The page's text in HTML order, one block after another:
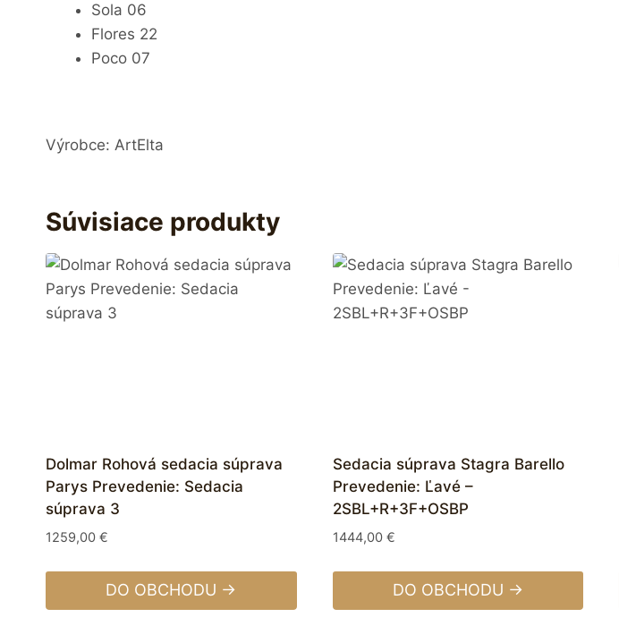
Sola 06
Flores 22
Poco 07
Výrobce: ArtElta
Súvisiace produkty
Dolmar Rohová sedacia súprava
Parys Prevedenie: Sedacia
súprava 3
1259,00 €
DO OBCHODU →
Sedacia súprava Stagra Barello
Prevedenie: Ľavé –
2SBL+R+3F+OSBP
1444,00 €
DO OBCHODU →